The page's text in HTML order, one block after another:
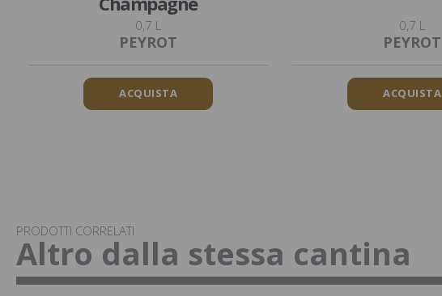
0,7 L
PEYROT
ACQUISTA
0,7 L
PEYROT
ACQUISTA
PRODOTTI CORRELATI
Altro dalla stessa cantina